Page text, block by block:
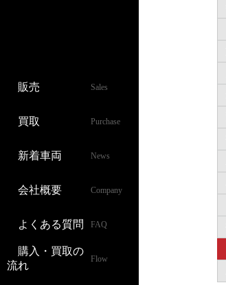
販売 Sales
買取 Purchase
新着車両 News
会社概要 Company
よくある質問 FAQ
購入・買取の
流れ
Flow